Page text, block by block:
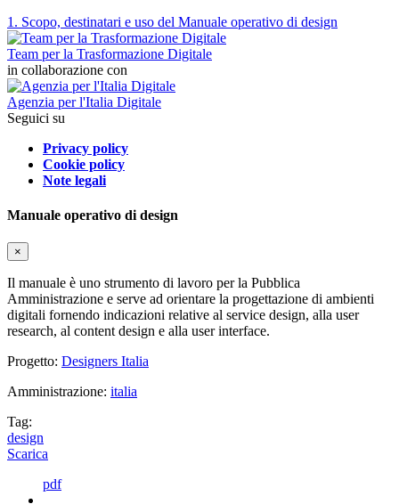
1. Scopo, destinatari e uso del Manuale operativo di design
Team per la Trasformazione Digitale
in collaborazione con
Agenzia per l'Italia Digitale
Seguici su
Privacy policy
Cookie policy
Note legali
Manuale operativo di design
×
Il manuale è uno strumento di lavoro per la Pubblica
Amministrazione e serve ad orientare la progettazione di ambienti
digitali fornendo indicazioni relative al service design, alla user
research, al content design e alla user interface.
Progetto: Designers Italia
Amministrazione: italia
Tag:
design
Scarica
pdf